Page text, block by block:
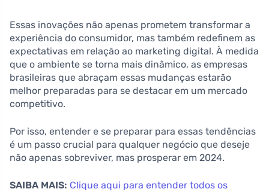
Essas inovações não apenas prometem transformar a
experiência do consumidor, mas também redefinem as
expectativas em relação ao marketing digital. À medida
que o ambiente se torna mais dinâmico, as empresas
brasileiras que abraçam essas mudanças estarão
melhor preparadas para se destacar em um mercado
competitivo.
Por isso, entender e se preparar para essas tendências
é um passo crucial para qualquer negócio que deseje
não apenas sobreviver, mas prosperar em 2024.
SAIBA MAIS: Clique aqui para entender todos os